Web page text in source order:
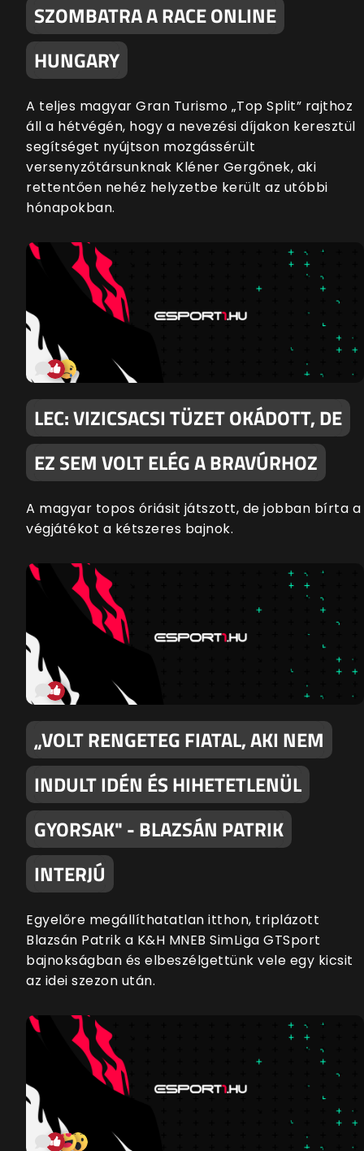
SZOMBATRA A RACE ONLINE
HUNGARY
A teljes magyar Gran Turismo „Top Split” rajthoz
áll a hétvégén, hogy a nevezési díjakon keresztül
segítséget nyújtson mozgássérült
versenyzőtársunknak Kléner Gergőnek, aki
rettentően nehéz helyzetbe került az utóbbi
hónapokban.
LEC: VIZICSACSI TÜZET OKÁDOTT, DE
EZ SEM VOLT ELÉG A BRAVÚRHOZ
A magyar topos óriásit játszott, de jobban bírta a
végjátékot a kétszeres bajnok.
„VOLT RENGETEG FIATAL, AKI NEM
INDULT IDÉN ÉS HIHETETLENÜL
GYORSAK" - BLAZSÁN PATRIK
INTERJÚ
Egyelőre megállíthatatlan itthon, triplázott
Blazsán Patrik a K&H MNEB SimLiga GTSport
bajnokságban és elbeszélgettünk vele egy kicsit
az idei szezon után.